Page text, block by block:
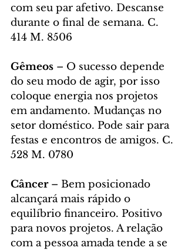
com seu par afetivo. Descanse
durante o final de semana. C.
414 M. 8506
Gêmeos – O sucesso depende
do seu modo de agir, por isso
coloque energia nos projetos
em andamento. Mudanças no
setor doméstico. Pode sair para
festas e encontros de amigos. C.
528 M. 0780
Câncer – Bem posicionado
alcançará mais rápido o
equilíbrio financeiro. Positivo
para novos projetos. A relação
com a pessoa amada tende a se